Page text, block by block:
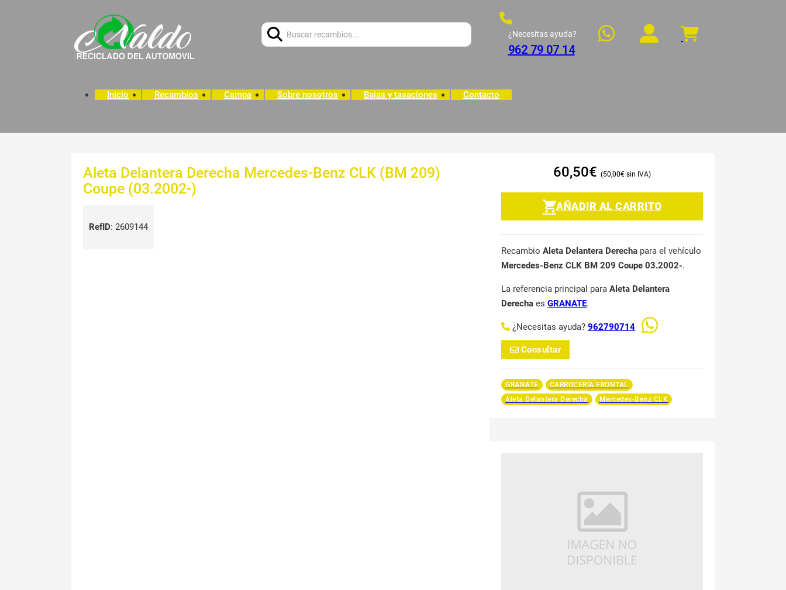
¿Necesitas ayuda?
962 79 07 14
Inicio Recambios Campa Sobre nosotros Bajas y tasaciones Contacto
Aleta Delantera Derecha Mercedes-Benz CLK (BM 209)
Coupe (03.2002-)
RefID: 2609144
60,50€ 50,00€
AÑADIR AL CARRITO
Recambio Aleta Delantera Derecha para el vehículo
Mercedes-Benz CLK BM 209 Coupe 03.2002-.
La referencia principal para Aleta Delantera
Derecha es GRANATE.
¿Necesitas ayuda? 962790714
Consultar
GRANATE
CARROCERÍA FRONTAL
Aleta Delantera Derecha
Mercedes-Benz CLK